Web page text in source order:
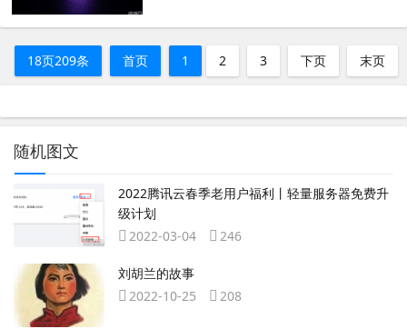
18页209条 首页 1 2 3 下页 末页
随机图文
2022腾讯云春季老用户福利丨轻量服务器免费升
级计划
2022-03-04
246
刘胡兰的故事
2022-10-25
208